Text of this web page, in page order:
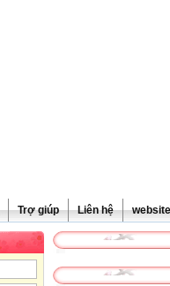
Trợ giúp Liên hệ